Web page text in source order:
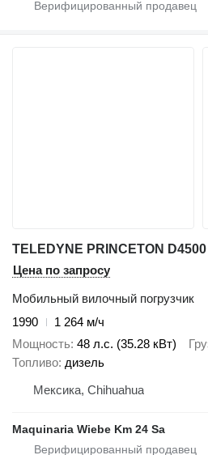
TELEDYNE PRINCETON D4500
Цена по запросу
Мобильный вилочный погрузчик
1990
1 264 м/ч
Мощность 48 л.с. (35.28 кВт)
Топливо дизель
Мексика, Chihuahua
Maquinaria Wiebe Km 24 Sa